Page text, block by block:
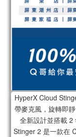
HyperX Cloud
帶麥克風，旋轉即
全新設計並搭載 2
Stinger 2 是一款在